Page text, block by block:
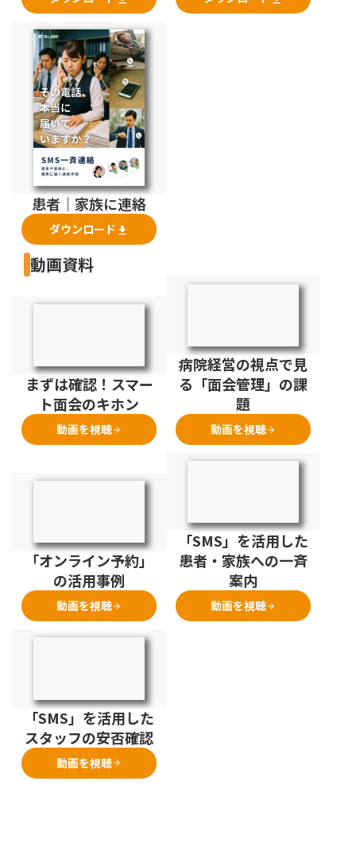
患者｜家族に連絡
ダウンロード file_download
動画資料
まずは確認！スマー
ト面会のキホン
動画を視聴arrow_forward
病院経営の視点で見
る「面会管理」の課
題
動画を視聴arrow_forward
「オンライン予約」
の活用事例
動画を視聴arrow_forward
「SMS」を活用した
患者・家族への一斉
案内
動画を視聴arrow_forward
「SMS」を活用した
スタッフの安否確認
動画を視聴arrow_forward